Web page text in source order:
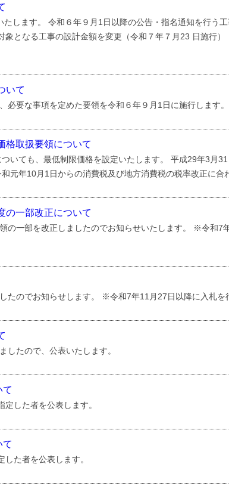
します。 令和６年９月1日以降の公告・指名通知を行う
となる工事の設計金額を変更（令和７年７月23 日施行
いて
必要な事項を定めた要領を令和６年９月1日に施行します。
格取扱要領について
いても、最低制限価格を設定いたします。 平成29年3月
元年10月1日からの消費税及び地方消費税の税率改正に合
の一部改正について
の一部を改正しましたのでお知らせいたします。 ※令和7
たのでお知らせします。 ※令和7年11月27日以降に入札を
たので、公表いたします。
て
した者を公表します。
て
た者を公表します。